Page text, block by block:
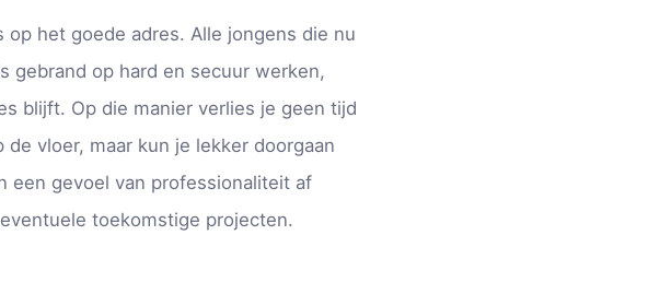
het goede adres. Alle jongens die nu
gebrand op hard en secuur werken,
blijft. Op die manier verlies je geen tijd
vloer, maar kun je lekker doorgaan
een gevoel van professionaliteit af
toekomstige projecten.